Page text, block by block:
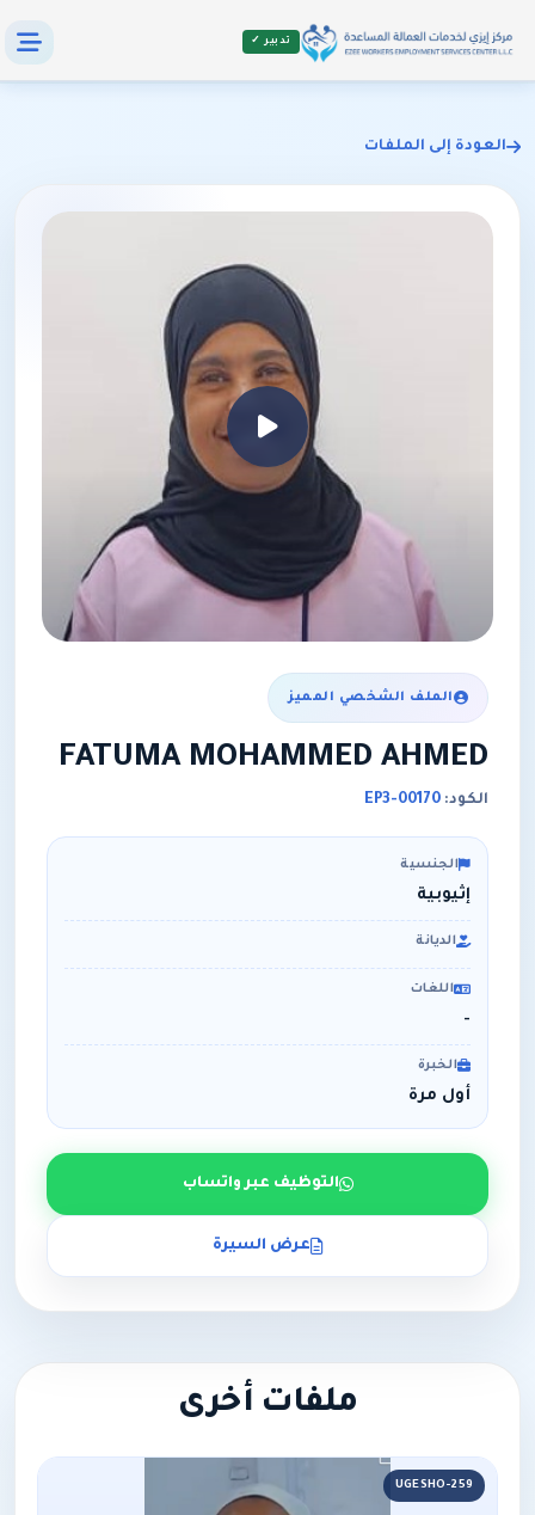
تدبير ✓
العودة إلى الملفات
الملف الشخصي المميز
FATUMA MOHAMMED AHMED
الكود: EP3-00170
الجنسية
إثيوبية
الديانة
اللغات
-
الخبرة
أول مرة
التوظيف عبر واتساب
عرض السيرة
ملفات أخرى
UGESHO-259